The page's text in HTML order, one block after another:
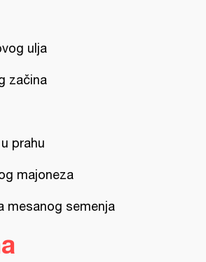
ulja
začina
prahu
majoneza
mesanog semenja